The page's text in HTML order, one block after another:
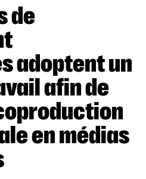
adoptent un
afin de
en médias